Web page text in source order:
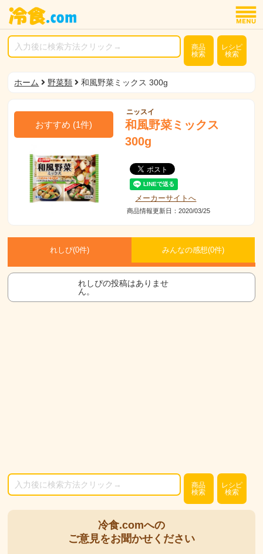
商品
検索
レシピ
検索
ホーム 野菜類 和風野菜ミックス 300g
おすすめ (1件)
ニッスイ
和風野菜ミックス
300g
メーカーサイトへ
商品情報更新日：2020/03/25
れしぴ(0件) みんなの感想(0件)
れしぴの投稿はありませ
ん。
商品
検索
レシピ
検索
冷食.comへの
ご意見をお聞かせください